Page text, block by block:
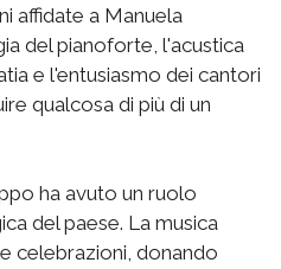
affidate a Manuela
del pianoforte, l'acustica
e l'entusiasmo dei cantori
qualcosa di più di un
ha avuto un ruolo
del paese. La musica
celebrazioni, donando